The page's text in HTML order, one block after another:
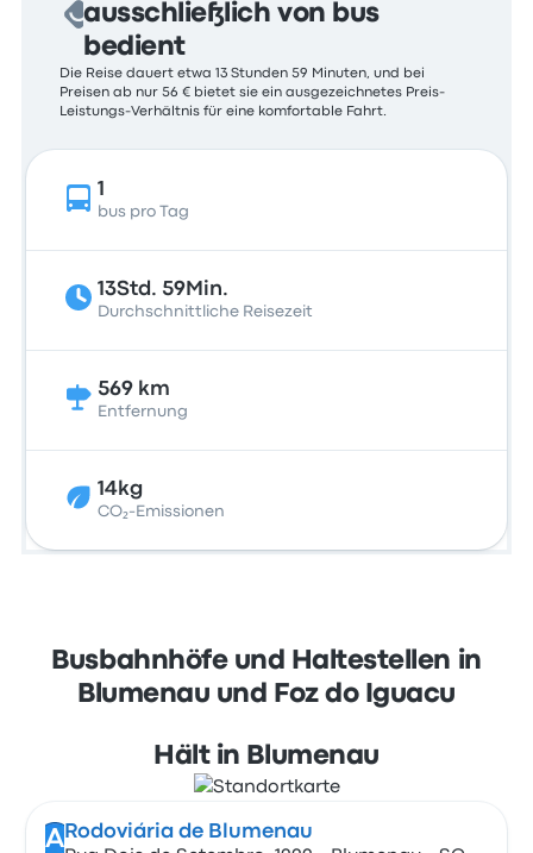
ausschließlich von bus
bedient
Die Reise dauert etwa 13 Stunden 59 Minuten, und bei
Preisen ab nur 56 € bietet sie ein ausgezeichnetes Preis-
Leistungs-Verhältnis für eine komfortable Fahrt.
1
bus pro Tag
13Std. 59Min.
Durchschnittliche Reisezeit
569 km
Entfernung
14kg
CO₂-Emissionen
Busbahnhöfe und Haltestellen in
Blumenau und Foz do Iguacu
Hält in Blumenau
A Rodoviária de Blumenau